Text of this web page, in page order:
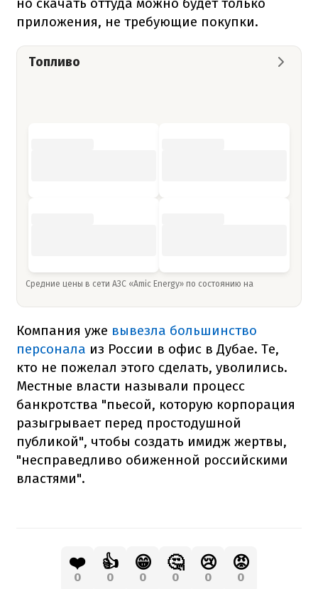
приложения, не требующие покупки.
Топливо
Средние цены в сети АЗС «Amic Energy» по состоянию на
Компания уже вывезла большинство
персонала из России в офис в Дубае. Те,
кто не пожелал этого сделать, уволились.
Местные власти называли процесс
банкротства "пьесой, которую корпорация
разыгрывает перед простодушной
публикой", чтобы создать имидж жертвы,
"несправедливо обиженной российскими
властями".
❤️
0
👍
0
😁
0
🤔
0
😢
0
😡
0